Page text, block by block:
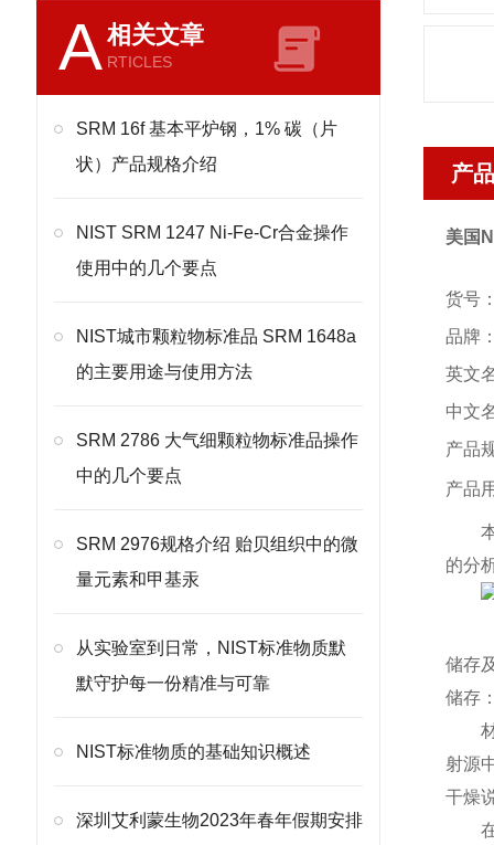
A相关文章
RTICLES
SRM 16f 基本平炉钢，1% 碳（片
状）产品规格介绍
NIST SRM 1247 Ni-Fe-Cr合金操作
使用中的几个要点
NIST城市颗粒物标准品 SRM 1648a
的主要用途与使用方法
SRM 2786 大气细颗粒物标准品操作
中的几个要点
SRM 2976规格介绍 贻贝组织中的微
量元素和甲基汞
从实验室到日常，NIST标准物质默
默守护每一份精准与可靠
NIST标准物质的基础知识概述
深圳艾利蒙生物2023年春年假期安排
产
美国
货号
品牌
英文
中文
产品
产品
的分
储存
储存
射源
干燥